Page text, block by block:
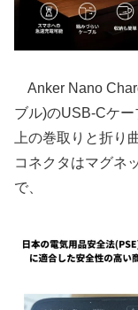
Anker Nano
ブル)のUSB-Cケ
上の巻取りと折り
コネクタはマグネ
で、